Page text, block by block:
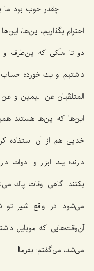
چقدر خوب بود ما
احترام بگذاریم، این‌ها،
دو تا مَلَكی كه این‌طرف و
داشتیم و یك خورده حساب
المتلقّیان عن الیمین و
این‌ها كه این‌ها هستند
خدایی هم از آن استفاده
دارند؛ یك ابزار و ادوات
بكنند. گاهی اوقات پاك
می‌شود. در واقع شیر تو
آن‌وقت‌هایی كه موبایل
می‌شد، می‌گفتم: بفرما!